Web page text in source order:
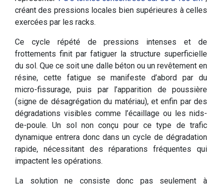
créant des pressions locales bien supérieures à celles
exercées par les racks.
Ce cycle répété de pressions intenses et de
frottements finit par fatiguer la structure superficielle
du sol. Que ce soit une dalle béton ou un revêtement en
résine, cette fatigue se manifeste d’abord par du
micro-fissurage, puis par l’apparition de poussière
(signe de désagrégation du matériau), et enfin par des
dégradations visibles comme l’écaillage ou les nids-
de-poule. Un sol non conçu pour ce type de trafic
dynamique entrera donc dans un cycle de dégradation
rapide, nécessitant des réparations fréquentes qui
impactent les opérations.
La solution ne consiste donc pas seulement à